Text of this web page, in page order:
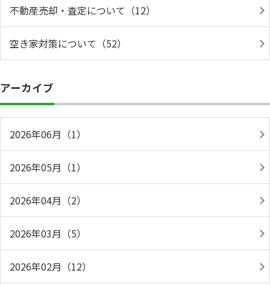
不動産売却・査定について（12）
空き家対策について（52）
アーカイブ
2026年06月（1）
2026年05月（1）
2026年04月（2）
2026年03月（5）
2026年02月（12）